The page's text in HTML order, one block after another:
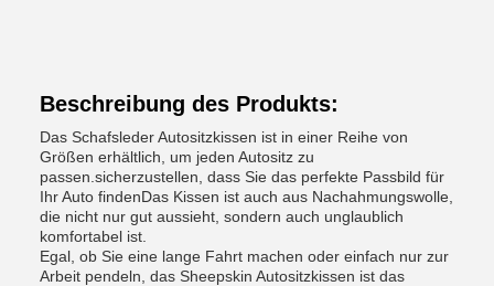
Beschreibung des Produkts:
Das Schafsleder Autositzkissen ist in einer Reihe von
Größen erhältlich, um jeden Autositz zu
passen.sicherzustellen, dass Sie das perfekte Passbild für
Ihr Auto findenDas Kissen ist auch aus Nachahmungswolle,
die nicht nur gut aussieht, sondern auch unglaublich
komfortabel ist.
Egal, ob Sie eine lange Fahrt machen oder einfach nur zur
Arbeit pendeln, das Sheepskin Autositzkissen ist das